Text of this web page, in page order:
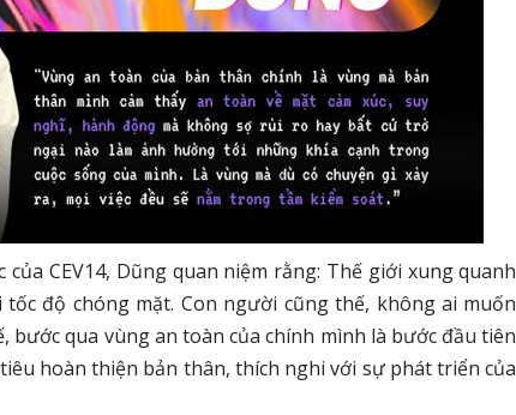
CEV14, Dũng quan niệm rằng: Thế giới xung quanh
độ chóng mặt. Con người cũng thế, không ai muốn
bước qua vùng an toàn của chính mình là bước đầu tiên
hoàn thiện bản thân, thích nghi với sự phát triển của